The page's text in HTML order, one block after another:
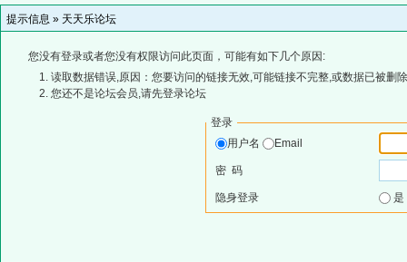
提示信息 » 天天乐论坛
您没有登录或者您没有权限访问此页面，可能有如下几个原因:
读取数据错误,原因：您要访问的链接无效,可能链接不完整,或数据已被删
您还不是论坛会员,请先登录论坛
登录
用户名
Email
密 码
隐身登录